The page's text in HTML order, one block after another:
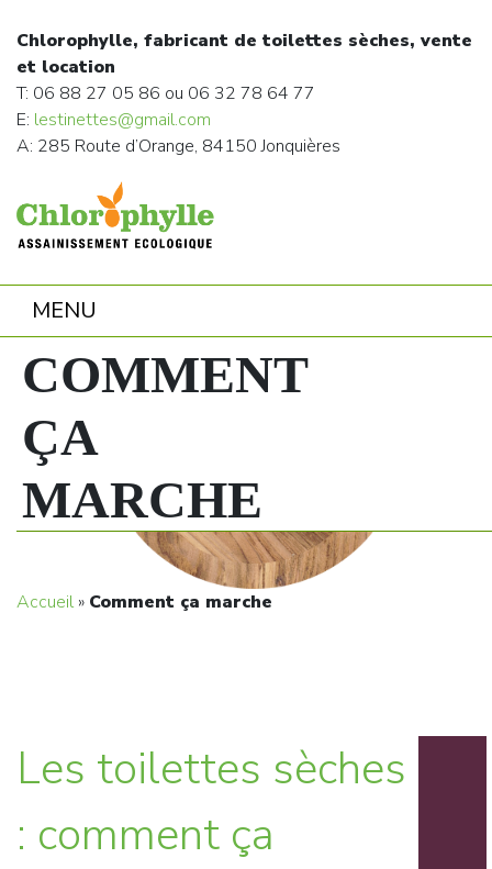
Chlorophylle, fabricant de toilettes sèches, vente
et location
T: 06 88 27 05 86 ou 06 32 78 64 77
E: lestinettes@gmail.com
A: 285 Route d’Orange, 84150 Jonquières
MENU
COMMENT
ÇA
MARCHE
Accueil» Comment ça marche
Les toilettes sèches
: comment ça